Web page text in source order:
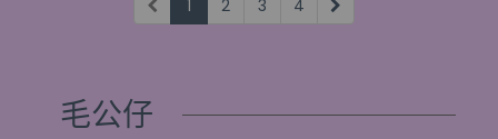
1 2 3 4
毛公仔